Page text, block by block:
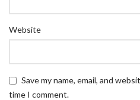
Website
Save my name, email, and
time I comment.